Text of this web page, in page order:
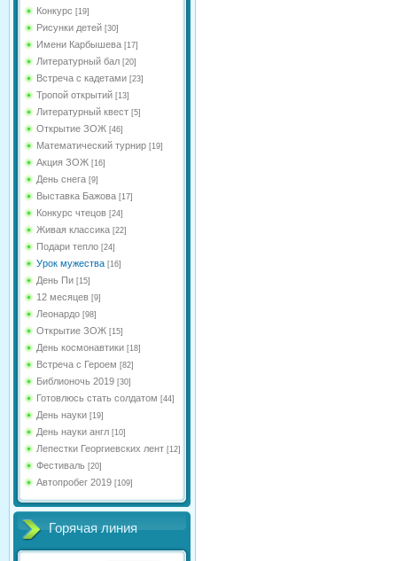
Конкурс [19]
Рисунки детей [30]
Имени Карбышева [17]
Литературный бал [20]
Встреча с кадетами [23]
Тропой открытий [13]
Литературный квест [5]
Открытие ЗОЖ [46]
Математический турнир [19]
Акция ЗОЖ [16]
День снега [9]
Выставка Бажова [17]
Конкурс чтецов [24]
Живая классика [22]
Подари тепло [24]
Урок мужества [16]
День Пи [15]
12 месяцев [9]
Леонардо [98]
Открытие ЗОЖ [15]
День космонавтики [18]
Встреча с Героем [82]
Библионочь 2019 [30]
Готовлюсь стать солдатом [44]
День науки [19]
День науки англ [10]
Лепестки Георгиевских лент [12]
Фестиваль [20]
Автопробег 2019 [109]
Горячая линия